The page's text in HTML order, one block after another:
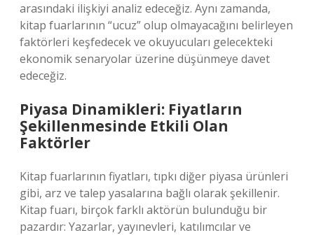
arasındaki ilişkiyi analiz edeceğiz. Aynı zamanda,
kitap fuarlarının “ucuz” olup olmayacağını belirleyen
faktörleri keşfedecek ve okuyucuları gelecekteki
ekonomik senaryolar üzerine düşünmeye davet
edeceğiz.
Piyasa Dinamikleri: Fiyatların
Şekillenmesinde Etkili Olan
Faktörler
Kitap fuarlarının fiyatları, tıpkı diğer piyasa ürünleri
gibi, arz ve talep yasalarına bağlı olarak şekillenir.
Kitap fuarı, birçok farklı aktörün bulunduğu bir
pazardır: Yazarlar, yayınevleri, katılımcılar ve